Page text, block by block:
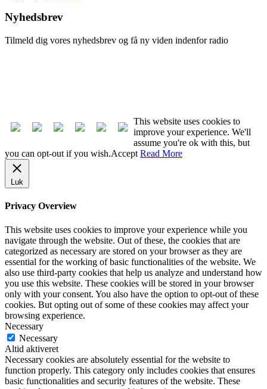
Nyhedsbrev
Tilmeld dig vores nyhedsbrev og få ny viden indenfor radio
This website uses cookies to
improve your experience. We'll
assume you're ok with this, but
you can opt-out if you wish.Accept Read More
Luk
Privacy Overview
This website uses cookies to improve your experience while you
navigate through the website. Out of these, the cookies that are
categorized as necessary are stored on your browser as they are
essential for the working of basic functionalities of the website. We
also use third-party cookies that help us analyze and understand how
you use this website. These cookies will be stored in your browser
only with your consent. You also have the option to opt-out of these
cookies. But opting out of some of these cookies may affect your
browsing experience.
Necessary
Necessary
Altid aktiveret
Necessary cookies are absolutely essential for the website to
function properly. This category only includes cookies that ensures
basic functionalities and security features of the website. These